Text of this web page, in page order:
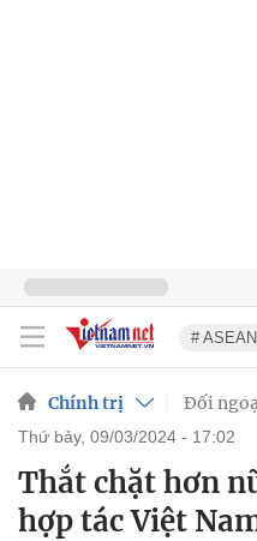
#
Chính trị Đối
thứ bảy, 09/03/2024 - 17:02
Thắt chặt hơn
hợp tác Việt